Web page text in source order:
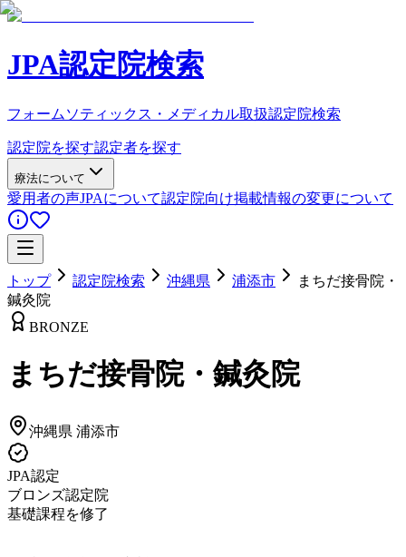
JPA認定院検索
フォームソティックス・メディカル取扱認定院検索
認定院を探す認定者を探す
療法について
愛用者の声JPAについて認定院向け掲載情報の変更について
トップ 認定院検索 沖縄県 浦添市
まちだ接骨院・
鍼灸院
BRONZE
まちだ接骨院・鍼灸院
沖縄県 浦添市
JPA認定
ブロンズ認定院
基礎課程を修了